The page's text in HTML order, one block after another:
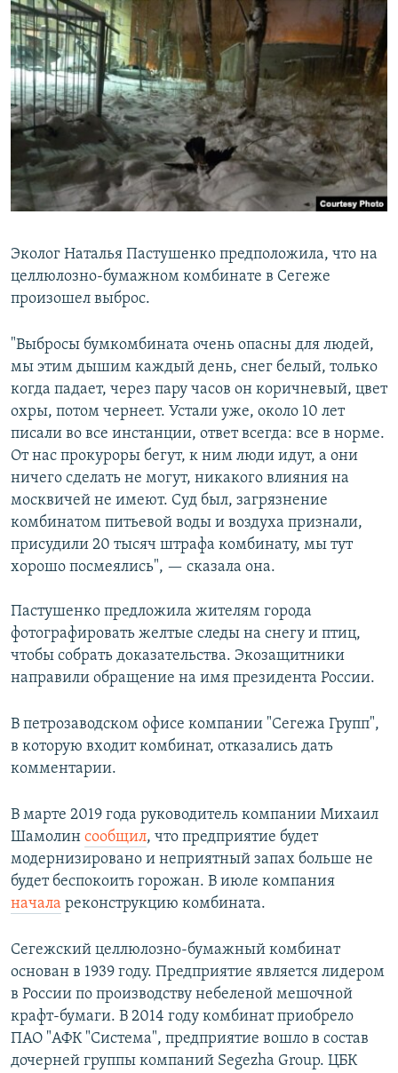
Эколог Наталья Пастушенко предположила, что на
целлюлозно-бумажном комбинате в Сегеже
произошел выброс.
"Выбросы бумкомбината очень опасны для людей,
мы этим дышим каждый день, снег белый, только
когда падает, через пару часов он коричневый, цвет
охры, потом чернеет. Устали уже, около 10 лет
писали во все инстанции, ответ всегда: все в норме.
От нас прокуроры бегут, к ним люди идут, а они
ничего сделать не могут, никакого влияния на
москвичей не имеют. Суд был, загрязнение
комбинатом питьевой воды и воздуха признали,
присудили 20 тысяч штрафа комбинату, мы тут
хорошо посмеялись", — сказала она.
Пастушенко предложила жителям города
фотографировать желтые следы на снегу и птиц,
чтобы собрать доказательства. Экозащитники
направили обращение на имя президента России.
В петрозаводском офисе компании "Сегежа Групп",
в которую входит комбинат, отказались дать
комментарии.
В марте 2019 года руководитель компании Михаил
Шамолин сообщил, что предприятие будет
модернизировано и неприятный запах больше не
будет беспокоить горожан.​ В июле компания
начала реконструкцию комбината.
Сегежский целлюлозно-бумажный комбинат
основан в 1939 году. Предприятие является лидером
в России по производству небеленой мешочной
крафт-бумаги. В 2014 году комбинат приобрело
ПАО "АФК "Система", предприятие вошло в состав
дочерней группы компаний Segezha Group. ЦБК